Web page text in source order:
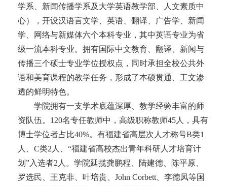
学系、新闻传播学系及大学英语教学部、人文素质中
心），开设汉语言文学、英语、翻译、广告学、新闻
学、网络与新媒体六个本科专业，其中英语专业为省
级一流本科专业。拥有国际中文教育、翻译、新闻与
传播三个硕士专业学位授权点，同时承担全校公共外
语和美育课程的教学任务，形成了本硕贯通、工文渗
透的鲜明特色。
学院拥有一支学术底蕴深厚、教学经验丰富的师
资队伍。120名专任教师中，高级职称教师45人，具有
博士学位者占比40%。有福建省高层次人才称号B类1
人、C类2人、“福建省高校杰出青年科研人才培育计
划”入选者2人。学院延揽龚鹏程、陆建德、陈平原、
罗选民、王克非、叶培贵、John Corbett、李德凤等国